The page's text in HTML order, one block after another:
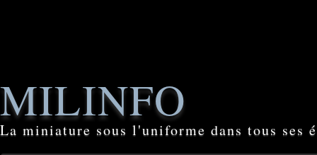
MILINFO
La miniature sous l'uniforme dans tous ses